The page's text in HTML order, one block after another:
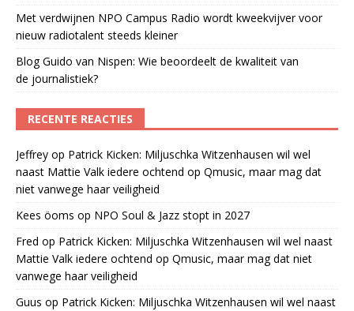
Met verdwijnen NPO Campus Radio wordt kweekvijver voor
nieuw radiotalent steeds kleiner
Blog Guido van Nispen: Wie beoordeelt de kwaliteit van
de journalistiek?
RECENTE REACTIES
Jeffrey op Patrick Kicken: Miljuschka Witzenhausen wil wel
naast Mattie Valk iedere ochtend op Qmusic, maar mag dat
niet vanwege haar veiligheid
Kees öoms op NPO Soul & Jazz stopt in 2027
Fred op Patrick Kicken: Miljuschka Witzenhausen wil wel naast
Mattie Valk iedere ochtend op Qmusic, maar mag dat niet
vanwege haar veiligheid
Guus op Patrick Kicken: Miljuschka Witzenhausen wil wel naast